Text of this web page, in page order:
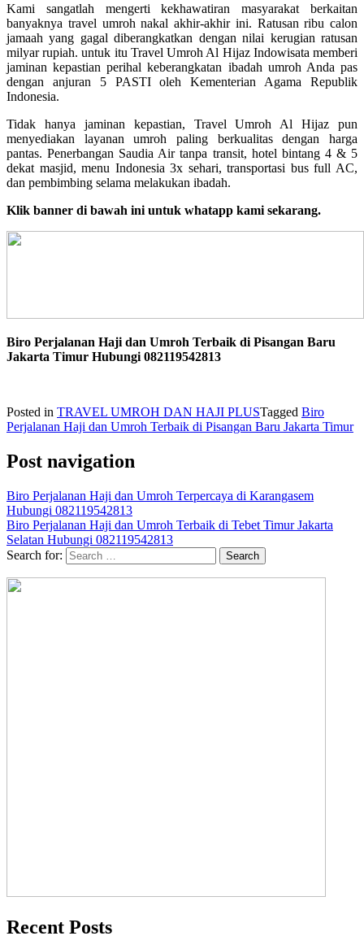
Kami sangatlah mengerti kekhawatiran masyarakat berkaitan
banyaknya travel umroh nakal akhir-akhir ini. Ratusan ribu calon
jamaah yang gagal diberangkatkan dengan nilai kerugian ratusan
milyar rupiah. untuk itu Travel Umroh Al Hijaz Indowisata memberi
jaminan kepastian perihal keberangkatan ibadah umroh Anda pas
dengan anjuran 5 PASTI oleh Kementerian Agama Republik
Indonesia.
Tidak hanya jaminan kepastian, Travel Umroh Al Hijaz pun
menyediakan layanan umroh paling berkualitas dengan harga
pantas. Penerbangan Saudia Air tanpa transit, hotel bintang 4 & 5
dekat masjid, menu Indonesia 3x sehari, transportasi bus full AC,
dan pembimbing selama melakukan ibadah.
Klik banner di bawah ini untuk whatapp kami sekarang.
Biro Perjalanan Haji dan Umroh Terbaik di Pisangan Baru
Jakarta Timur Hubungi 082119542813
Posted in TRAVEL UMROH DAN HAJI PLUSTagged Biro
Perjalanan Haji dan Umroh Terbaik di Pisangan Baru Jakarta Timur
Post navigation
Biro Perjalanan Haji dan Umroh Terpercaya di Karangasem
Hubungi 082119542813
Biro Perjalanan Haji dan Umroh Terbaik di Tebet Timur Jakarta
Selatan Hubungi 082119542813
Search for:
Recent Posts